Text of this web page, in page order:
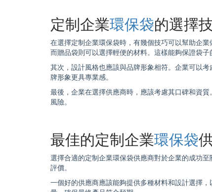
定制企業環保袋的選擇
在選擇定制企業環保袋時，有幾個技巧可以幫助企
而贈品袋則可以選擇輕便的材料。這樣能夠保證袋子
其次，設計風格也應該與品牌形象相符。企業可以
牌形象更具專業感。
最後，企業在選擇供應商時，應該考慮其口碑和資
風險。
最佳的定制企業環保袋
選擇合適的定制企業環保袋供應商對於企業的成功
評價。
一個好的供應商應該能夠提供多種材料和設計選擇